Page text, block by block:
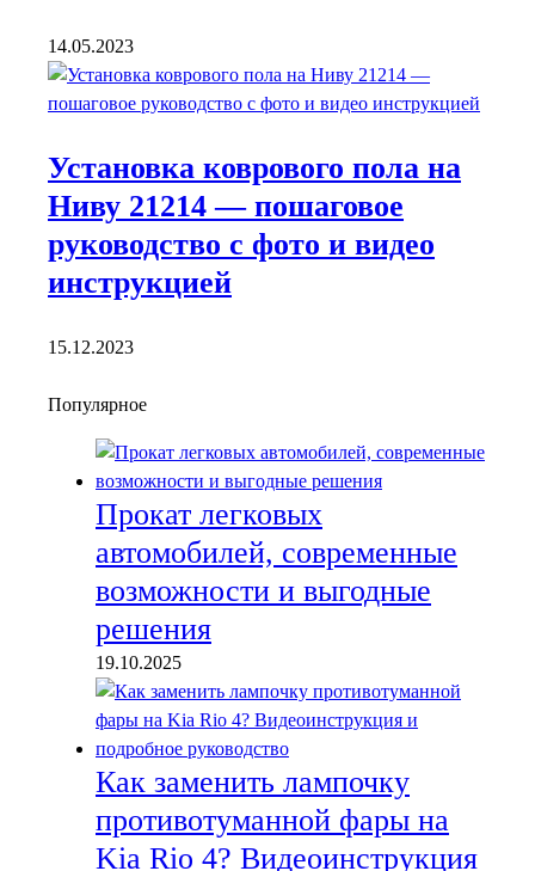
14.05.2023
Установка коврового пола на
Ниву 21214 — пошаговое
руководство с фото и видео
инструкцией
15.12.2023
Популярное
Прокат легковых
автомобилей, современные
возможности и выгодные
решения
19.10.2025
Как заменить лампочку
противотуманной фары на
Kia Rio 4? Видеоинструкция